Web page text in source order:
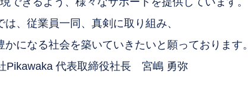
は、従業員一同、真剣に取り組み、
になる社会を築いていきたいと願っております。
Pikawaka代表取締役社長 宮嶋 勇弥